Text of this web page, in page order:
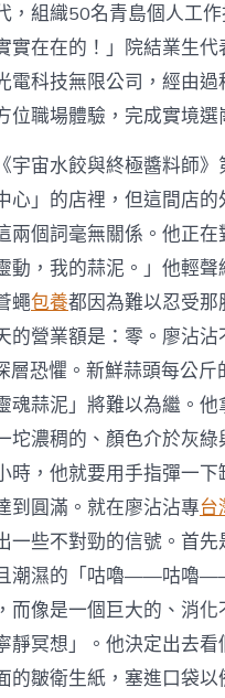
，組織50名青島個人工
實在在的！」院結業生
電科技無限公司，經由
位職場體驗，完成實境選
宇宙水餃與終極醬料師
心」的店裡，但這間店
兩個詞毫無關係。他正
動，我的蒜泥。」他輕
蠅包養都因為難以忍受
的營業額是：零。廖沾
層恐懼。新鮮蒜頭每公
魂蒜泥」將難以為繼。
坨濃稠的、顏色介於灰
時，他就要用手指彈一
到圓滿。就在廖沾沾專台
一些不對勁的信號。首
潮濕的「咕嚕——咕嚕
而像是一個巨大的、消
靜冥想」。他決定出去
的皺衛生紙，塞進口袋